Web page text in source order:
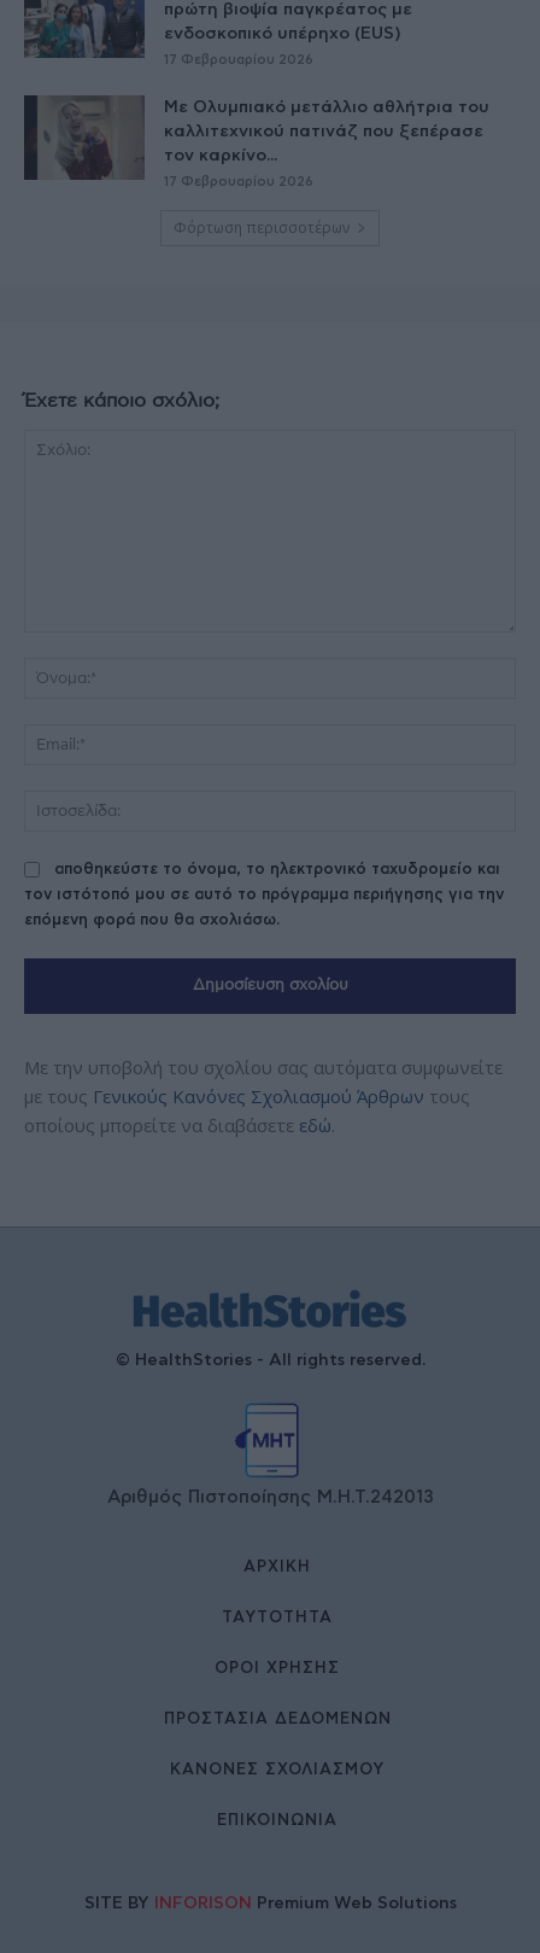
πρώτη βιοψία παγκρέατος με
ενδοσκοπικό υπέρηχο (EUS)
17 Φεβρουαρίου 2026
Με Ολυμπιακό μετάλλιο αθλήτρια του
καλλιτεχνικού πατινάζ που ξεπέρασε
τον καρκίνο...
17 Φεβρουαρίου 2026
Φόρτωση περισσοτέρων
Έχετε κάποιο σχόλιο;
αποθηκεύστε το όνομα, το ηλεκτρονικό ταχυδρομείο και
τον ιστότοπό μου σε αυτό το πρόγραμμα περιήγησης για την
επόμενη φορά που θα σχολιάσω.
Με την υποβολή του σχολίου σας αυτόματα συμφωνείτε
με τους Γενικούς Κανόνες Σχολιασμού Άρθρων τους
οποίους μπορείτε να διαβάσετε εδώ.
© HealthStories - All rights reserved.
Αριθμός Πιστοποίησης Μ.Η.Τ.242013
ΑΡΧΙΚΉ
ΤΑΥΤΌΤΗΤΑ
ΌΡΟΙ ΧΡΉΣΗΣ
ΠΡΟΣΤΑΣΙΑ ΔΕΔΟΜΕΝΩΝ
ΚΑΝΟΝΕΣ ΣΧΟΛΙΑΣΜΟΥ
ΕΠΙΚΟΙΝΩΝΊΑ
SITE BY INFORISON Premium Web Solutions